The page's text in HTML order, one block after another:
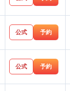
公式 予約
公式 予約